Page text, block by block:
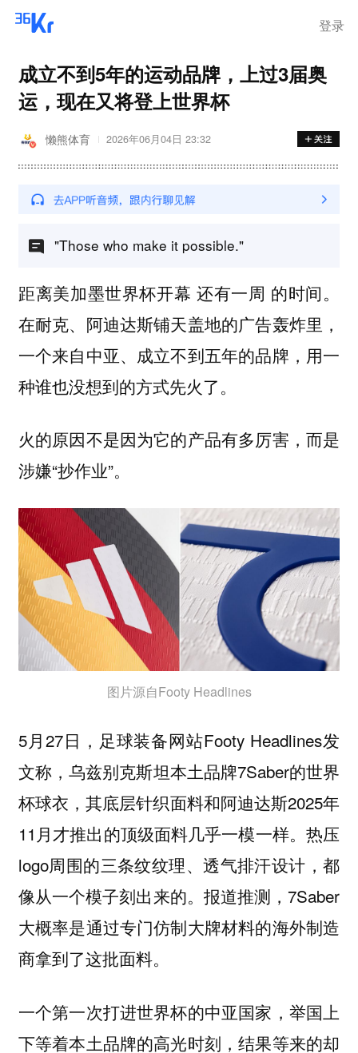
登录
成立不到5年的运动品牌，上过3届奥
运，现在又将登上世界杯
懒熊体育 2026年06月04日 23:32
"Those who make it possible."
距离美加墨世界杯开幕 还有一周 的时间。
在耐克、阿迪达斯铺天盖地的广告轰炸里，
一个来自中亚、成立不到五年的品牌，用一
种谁也没想到的方式先火了。
火的原因不是因为它的产品有多厉害，而是
涉嫌“抄作业”。
图片源自Footy Headlines
5月27日，足球装备网站Footy Headlines发
文称，乌兹别克斯坦本土品牌7Saber的世界
杯球衣，其底层针织面料和阿迪达斯2025年
11月才推出的顶级面料几乎一模一样。热压
logo周围的三条纹纹理、透气排汗设计，都
像从一个模子刻出来的。报道推测，7Saber
大概率是通过专门仿制大牌材料的海外制造
商拿到了这批面料。
一个第一次打进世界杯的中亚国家，举国上
下等着本土品牌的高光时刻，结果等来的却